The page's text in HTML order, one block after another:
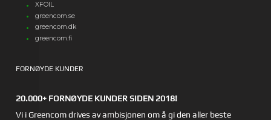
XFOIL
greencom.se
greencom.dk
greencom.fi
FORNØYDE KUNDER
20.000+ FORNØYDE KUNDER SIDEN 2018!
Vi i Greencom drives av ambisjonen om å gi den aller beste